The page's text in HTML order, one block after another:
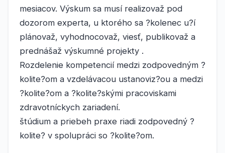
mesiacov. Výskum sa musí realizovaž pod
dozorom experta, u ktorého sa ?kolenec u?í
plánovaž, vyhodnocovaž, viesť, publikovaž a
prednášaž výskumné projekty .
Rozdelenie kompetencií medzi zodpovedným ?
kolite?om a vzdelávacou ustanoviz?ou a medzi
?kolite?om a ?kolite?skými pracoviskami
zdravotníckych zariadení.
štúdium a priebeh praxe riadi zodpovedný ?
kolite? v spolupráci so ?kolite?om.